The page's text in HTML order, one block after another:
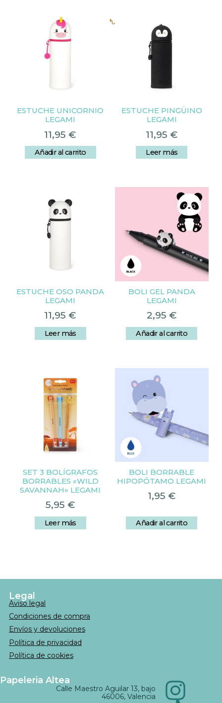
Productos relacionados
ESTUCHE UNICORNIO
LEGAMI
11,95 €
Añadir al carrito
ESTUCHE PINGÜINO
LEGAMI
11,95 €
Leer más
ESTUCHE OSO PANDA
LEGAMI
11,95 €
Leer más
BOLI GEL PANDA
LEGAMI
2,95 €
Añadir al carrito
SET 3 BOLÍGRAFOS
BORRABLES «WILD
SAVANNAH» LEGAMI
5,95 €
Leer más
BOLI BORRABLE
HIPOPÓTAMO LEGAMI
1,95 €
Añadir al carrito
Legal
Aviso legal
Condiciones de compra
Envíos y devoluciones
Política de privacidad
Política de cookies
Papeleria Altea
Calle Maestro Aguilar 13, bajo
46006, Valencia